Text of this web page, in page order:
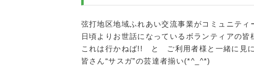
弦打地区地域ふれあい交流事業がコミュニテ
日頃よりお世話になっているボランティアの
これは行かねば!! と ご利用者様と一緒に見に
皆さん“サスガ”の芸達者揃い(*^_^*)